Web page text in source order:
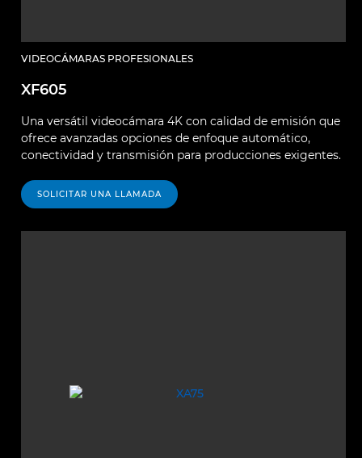
VIDEOCÁMARAS PROFESIONALES
XF605
Una versátil videocámara 4K con calidad de emisión que
ofrece avanzadas opciones de enfoque automático,
conectividad y transmisión para producciones exigentes.
SOLICITAR UNA LLAMADA